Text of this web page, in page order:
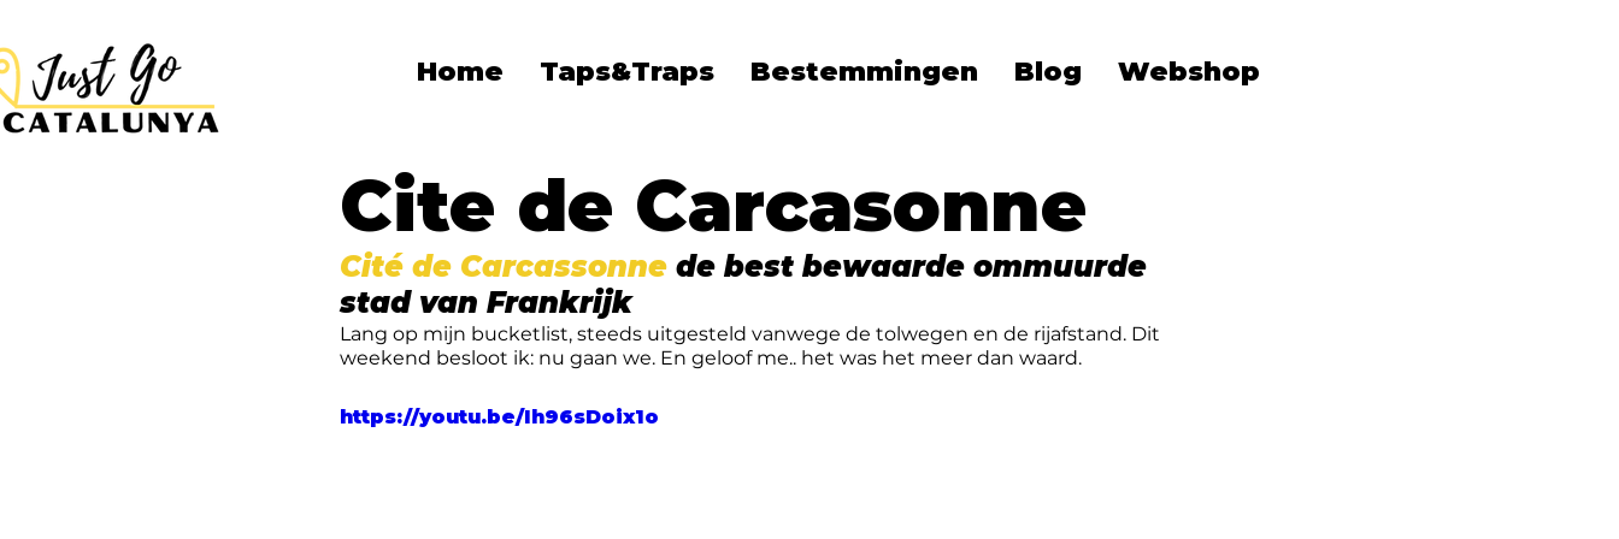
Home Taps&Traps Bestemmingen Blog Webshop
Cite de Carcasonne
Cité de Carcassonne de best bewaarde ommuurde
stad van Frankrijk
Lang op mijn bucketlist, steeds uitgesteld vanwege de tolwegen en de rijafstand. Dit
weekend besloot ik: nu gaan we. En geloof me.. het was het meer dan waard.
https://youtu.be/Ih96sDoix1o